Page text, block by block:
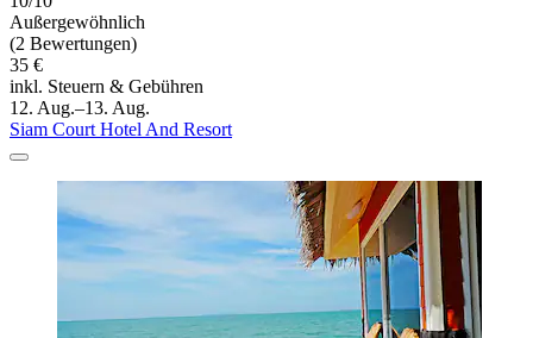
Außergewöhnlich
(2 Bewertungen)
35 €
inkl. Steuern & Gebühren
12. Aug.–13. Aug.
Siam Court Hotel And Resort